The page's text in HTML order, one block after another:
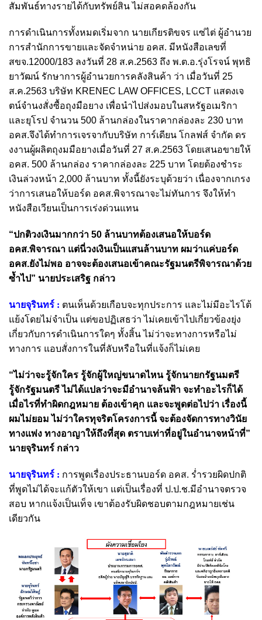
สัมพันธ์ทางรายได้กับทรัพย์สิน ไม่สอคดล้องกัน
การดำเนินการทั้งหมดเริ่มจาก นายเกียรติขจร แซ่ไต่ ผู้อำนวย
การสำนักการขายและจัดจำหน่าย อคส. มีหนังสือเลขที่
สขจ.12000/183 ลงวันที่ 28 ส.ค.2563 ถึง พ.ต.อ.รุ่งโรจน์ พุทธิ
ยาวัฒน์ รักษาการผู้อำนวยการคลังสินค้า ว่า เมื่อวันที่ 25
ส.ค.2563 บริษัท KRENEC LAW OFFICES, LCCT แสดงเจ
ตน์จำนงสั่งซื้อถุงมือยาง เพื่อนำไปส่งมอบในสหรัฐอเมริกา
และยุโรป จำนวน 500 ล้านกล่องในราคากล่องละ 230 บาท
อคส.จึงได้ทำการเจรจากับบริษัท การ์เดียน โกลฟส์ จำกัด ดร
งงานผู้ผลิตถุงมมือยางเมื่อวันที่ 27 ส.ค.2563 โดยเสนอขายให้
อคส. 500 ล้านกล่อง ราคากล่องละ 225 บาท โดยต้องชำระ
เงินล่วงหน้า 2,000 ล้านบาท ทั้งนี้ยังระบุด้วยว่า เนื่องจากเกรง
ว่าการเสนอให้บอร์ด อคส.พิจารณาจะไม่ทันการ จึงให้ทำ
หนังสือเวียนเป็นการเร่งด่วนแทน
“ปกติวงเงินมากกว่า 50 ล้านบาทต้องเสนอให้บอร์ด
อคส.พิจารณา แต่นี่วงเงินเป็นแสนล้านบาท ผมว่าแค่บอร์ด
อคส.ยังไม่พอ อาจจะต้องเสนอเข้าคณะรัฐมนตรีพิจารณาด้วย
ซ้ำไป” นายประเสริฐ กล่าว
นายจุรินทร์ : ตนเห็นด้วยเกือบจะทุกประการ และไม่มีอะไรโต้
แย้งโดยไม่จำเป็น แต่ขอปฏิเสธว่า ไม่เคยเข้าไปเกี่ยวข้องยุ่ง
เกี่ยวกับการดำเนินการใดๆ ทั้งสิ้น ไม่ว่าจะทางการหรือไม่
ทางการ แอบสั่งการในที่ลับหรือในที่แจ้งก็ไม่เคย
“ไม่ว่าจะรู้จักใคร รู้จักผู้ใหญ่ขนาดไหน รู้จักนายกรัฐนมตรี
รู้จักรัฐมนตรี ไม่ได้แปลว่าจะมีอำนาจล้นฟ้า จะทำอะไรก็ได้
เมื่อไรที่ทำผิดกฎหมาย ต้องเข้าคุก และจะพูดต่อไปว่า เรื่องนี้
ผมไม่ยอม ไม่ว่าใครทุจริตโครงการนี้ จะต้องจัดการทางวินัย
ทางแพ่ง ทางอาญาให้ถึงที่สุด ตราบเท่าที่อยู่ในอำนาจหน้าที่”
นายจุรินทร์ กล่าว
นายจุรินทร์ : การพูดเรื่องประธานบอร์ด อคส. ร่ำรวยผิดปกติ
ที่พูดไม่ได้จะแก้ตัวให้เขา แต่เป็นเรื่องที่ ป.ป.ช.มีอำนาจตรวจ
สอบ หากแจ้งเป็นเท็จ เขาต้องรับผิดชอบตามกฎหมายเช่น
เดียวกัน